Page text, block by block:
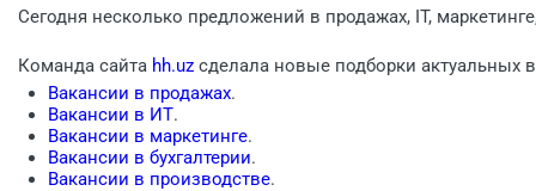
Сегодня несколько предложений в продажах, IT,
Команда сайта hh.uz сделала новые подборки актуальных
Вакансии в продажах.
Вакансии в ИТ.
Вакансии в маркетинге.
Вакансии в бухгалтерии.
Вакансии в производстве.